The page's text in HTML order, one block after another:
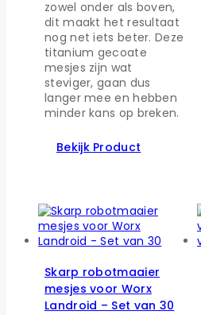
zowel onder als boven,
dit maakt het resultaat
nog net iets beter. Deze
titanium gecoate
mesjes zijn wat
steviger, gaan dus
langer mee en hebben
minder kans op breken.
Bekijk Product
Skarp robotmaaier
mesjes voor Worx
Landroid – Set van 30